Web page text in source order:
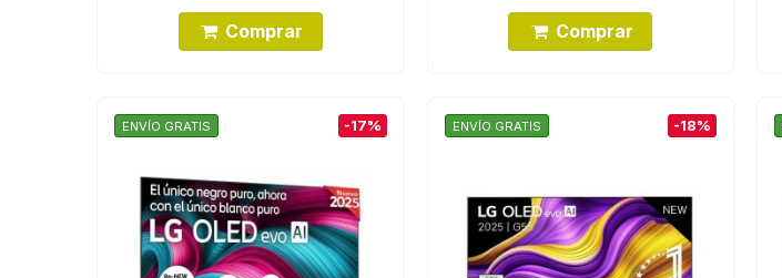
Comprar Comprar
ENVÍO GRATIS -17% ENVÍO GRATIS -18%